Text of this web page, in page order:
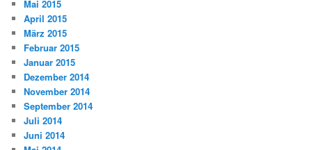
Mai 2015
April 2015
März 2015
Februar 2015
Januar 2015
Dezember 2014
November 2014
September 2014
Juli 2014
Juni 2014